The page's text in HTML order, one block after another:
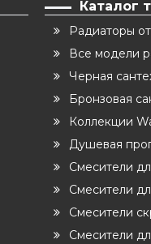
Каталог
Радиаторы
Все модели
Черная
Бронзовая
Коллекции
Душевая
Смесители
Смесители
Смесители
Смесители